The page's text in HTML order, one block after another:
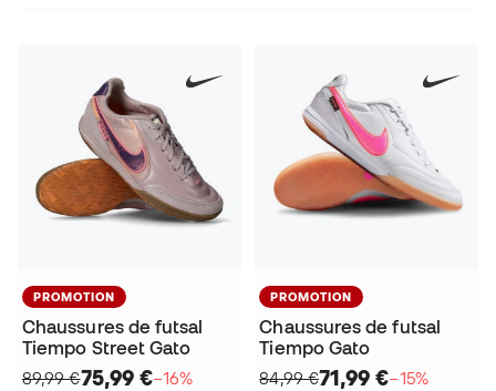
PROMOTION
Chaussures de futsal
Tiempo Street Gato
89,99 €75,99 €−16%
PROMOTION
Chaussures de futsal
Tiempo Gato
84,99 €71,99 €−15%